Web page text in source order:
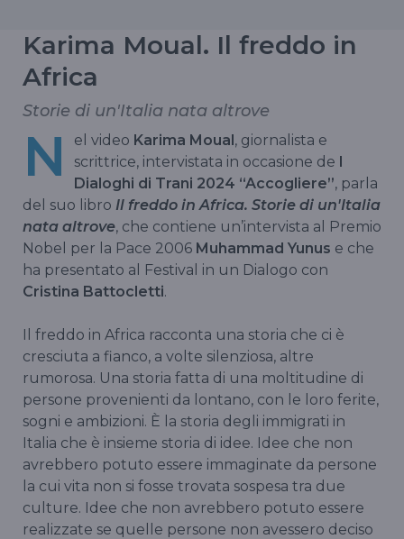
Karima Moual. Il freddo in
Africa
Storie di un'Italia nata altrove
N el video Karima Moual, giornalista e
scrittrice, intervistata in occasione de I
Dialoghi di Trani 2024 “Accogliere”, parla
del suo libro Il freddo in Africa. Storie di un'Italia
nata altrove, che contiene un’intervista al Premio
Nobel per la Pace 2006 Muhammad Yunus e che
ha presentato al Festival in un Dialogo con
Cristina Battocletti.
Il freddo in Africa racconta una storia che ci è
cresciuta a fianco, a volte silenziosa, altre
rumorosa. Una storia fatta di una moltitudine di
persone provenienti da lontano, con le loro ferite,
sogni e ambizioni. È la storia degli immigrati in
Italia che è insieme storia di idee. Idee che non
avrebbero potuto essere immaginate da persone
la cui vita non si fosse trovata sospesa tra due
culture. Idee che non avrebbero potuto essere
realizzate se quelle persone non avessero deciso